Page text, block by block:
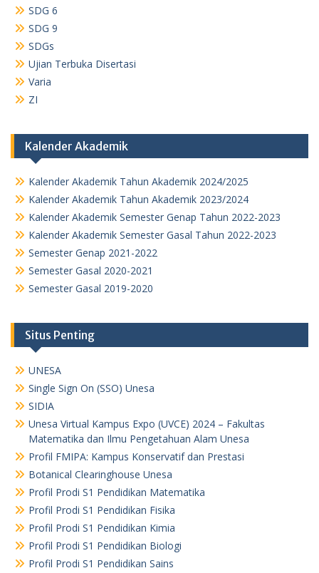
SDG 6
SDG 9
SDGs
Ujian Terbuka Disertasi
Varia
ZI
Kalender Akademik
Kalender Akademik Tahun Akademik 2024/2025
Kalender Akademik Tahun Akademik 2023/2024
Kalender Akademik Semester Genap Tahun 2022-2023
Kalender Akademik Semester Gasal Tahun 2022-2023
Semester Genap 2021-2022
Semester Gasal 2020-2021
Semester Gasal 2019-2020
Situs Penting
UNESA
Single Sign On (SSO) Unesa
SIDIA
Unesa Virtual Kampus Expo (UVCE) 2024 – Fakultas
Matematika dan Ilmu Pengetahuan Alam Unesa
Profil FMIPA: Kampus Konservatif dan Prestasi
Botanical Clearinghouse Unesa
Profil Prodi S1 Pendidikan Matematika
Profil Prodi S1 Pendidikan Fisika
Profil Prodi S1 Pendidikan Kimia
Profil Prodi S1 Pendidikan Biologi
Profil Prodi S1 Pendidikan Sains